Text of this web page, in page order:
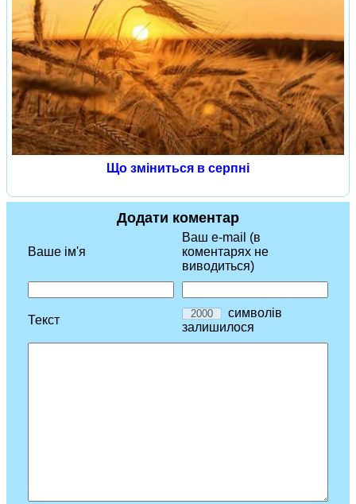
Що зміниться в серпні
Додати коментар
Ваше ім'я
Ваш e-mail (в
коментарях не
виводиться)
Текст
символів
залишилося